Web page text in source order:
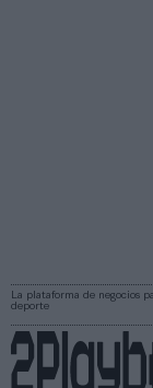
La plataforma de negocios
deporte